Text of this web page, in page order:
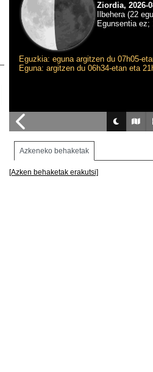
Ziordia, 2026-
Ilbehera (22
Egunsentia ez;
Eguzkia: eguna argitzen du 07h05-
Eguna: argitzen du 06h34-etan eta
Azkeneko behaketak
[Azken behaketak erakutsi]